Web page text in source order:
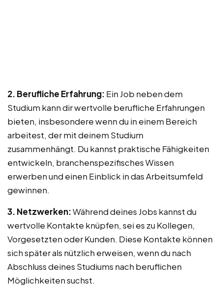
2. Berufliche Erfahrung: Ein Job neben dem
Studium kann dir wertvolle berufliche Erfahrungen
bieten, insbesondere wenn du in einem Bereich
arbeitest, der mit deinem Studium
zusammenhängt. Du kannst praktische Fähigkeiten
entwickeln, branchenspezifisches Wissen
erwerben und einen Einblick in das Arbeitsumfeld
gewinnen.
3. Netzwerken:Während deines Jobs kannst du
wertvolle Kontakte knüpfen, sei es zu Kollegen,
Vorgesetzten oder Kunden. Diese Kontakte können
sich später als nützlich erweisen, wenn du nach
Abschluss deines Studiums nach beruflichen
Möglichkeiten suchst.